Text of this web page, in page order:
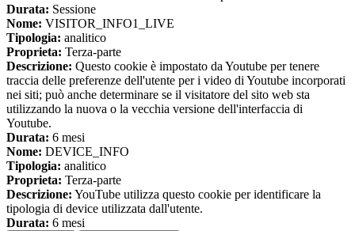
Durata: Sessione
Nome: VISITOR_INFO1_LIVE
Tipologia: analitico
Proprieta: Terza-parte
Descrizione: Questo cookie è impostato da Youtube per tenere
traccia delle preferenze dell'utente per i video di Youtube incorporati
nei siti; può anche determinare se il visitatore del sito web sta
utilizzando la nuova o la vecchia versione dell'interfaccia di
Youtube.
Durata: 6 mesi
Nome: DEVICE_INFO
Tipologia: analitico
Proprieta: Terza-parte
Descrizione: YouTube utilizza questo cookie per identificare la
tipologia di device utilizzata dall'utente.
Durata: 6 mesi